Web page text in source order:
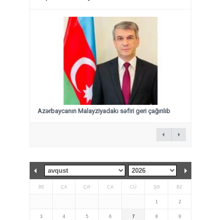
Azərbaycanın Malayziyadakı səfiri geri çağırılıb
BE ÇA ÇƏ CA CÜ ŞƏ BZ
1 2
3 4 5 6 7 8 9